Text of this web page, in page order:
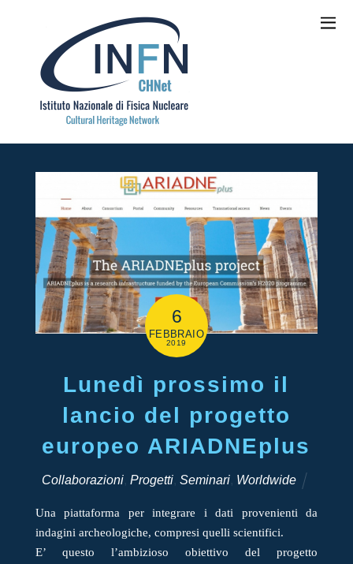
6
FEBBRAIO
2019
Lunedì prossimo il
lancio del progetto
europeo ARIADNEplus
Collaborazioni,Progetti,Seminari, Worldwide
Una piattaforma per integrare i dati provenienti da
indagini archeologiche, compresi quelli scientifici.
E’ questo l’ambizioso obiettivo del progetto